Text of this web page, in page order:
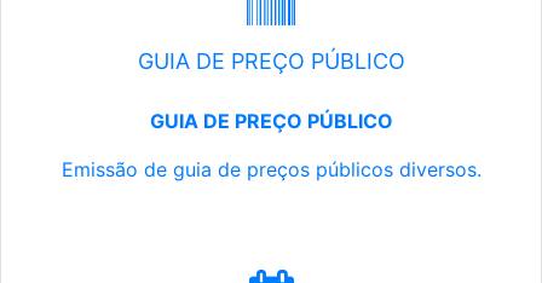
GUIA DE PREÇO PÚBLICO
GUIA DE PREÇO PÚBLICO
Emissão de guia de preços públicos diversos.